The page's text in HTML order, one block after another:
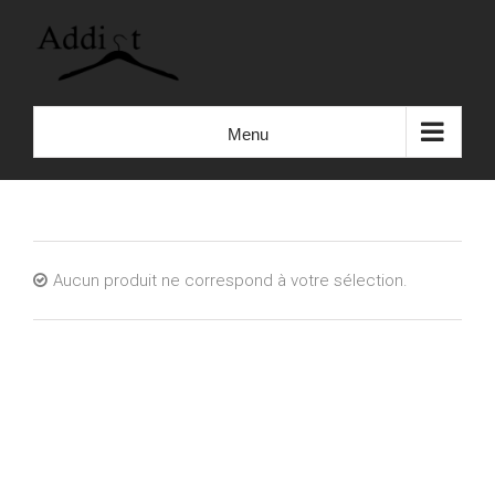
Menu
Aucun produit ne correspond à votre sélection.